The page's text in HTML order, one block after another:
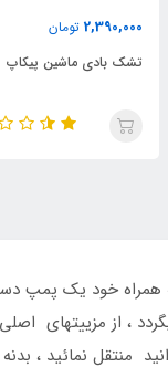
1,890,000 تومان
تشک بادی داخل ماشین
خود یک پمپ